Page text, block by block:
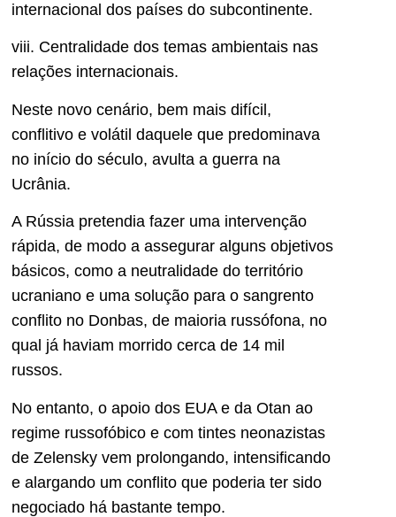
internacional dos países do subcontinente.
viii. Centralidade dos temas ambientais nas
relações internacionais.
Neste novo cenário, bem mais difícil,
conflitivo e volátil daquele que predominava
no início do século, avulta a guerra na
Ucrânia.
A Rússia pretendia fazer uma intervenção
rápida, de modo a assegurar alguns objetivos
básicos, como a neutralidade do território
ucraniano e uma solução para o sangrento
conflito no Donbas, de maioria russófona, no
qual já haviam morrido cerca de 14 mil
russos.
No entanto, o apoio dos EUA e da Otan ao
regime russofóbico e com tintes neonazistas
de Zelensky vem prolongando, intensificando
e alargando um conflito que poderia ter sido
negociado há bastante tempo.